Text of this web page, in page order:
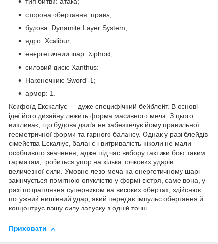
тип битви: атака;
сторона обертання: права;
будова: Dynamite Layer System;
ядро: Xcalibur;
енергетичний шар: Xiphoid;
силовий диск: Xanthus;
Наконечник: Sword'-1;
армор: 1.
Ксифоїд Екскаліус — дуже специфічний бейблейт. В основі
ідеї його дизайну лежить форма масивного меча. З цього
випливає, що будова дзиґа не забезпечує йому правильної
геометричної форми та гарного балансу. Однак у разі блейдів
сімейства Ескаліус, баланс і витривалість ніколи не мали
особливого значення, адже під час вибору тактики бою таким
гарматам, робиться упор на кілька точкових ударів
величезної сили. Умовне лезо меча на енергетичному шарі
закінчується помітною опуклістю у формі вістря, саме вона, у
разі потрапляння суперником на високих обертах, здійснює
потужний нищівний удар, який передає імпульс обертання й
концентрує вашу силу запуску в одній точці.
Приховати